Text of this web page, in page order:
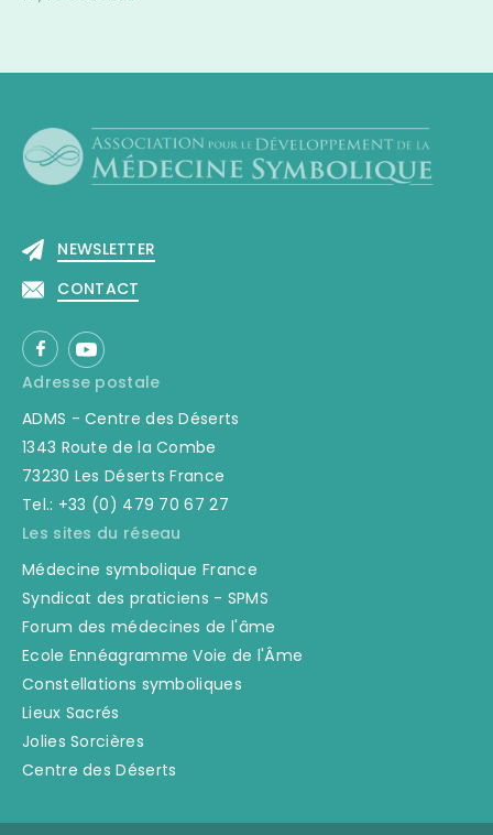
NEWSLETTER
CONTACT
Adresse postale
ADMS - Centre des Déserts
1343 Route de la Combe
73230 Les Déserts France
Tel.: +33 (0) 479 70 67 27
Les sites du réseau
Médecine symbolique France
Syndicat des praticiens - SPMS
Forum des médecines de l'âme
Ecole Ennéagramme Voie de l'Âme
Constellations symboliques
Lieux Sacrés
Jolies Sorcières
Centre des Déserts